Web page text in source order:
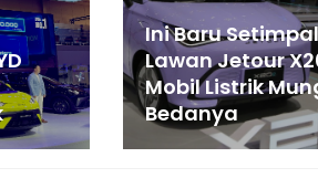
Ini Baru
Lawan Jetour
Mobil Listrik
Bedanya